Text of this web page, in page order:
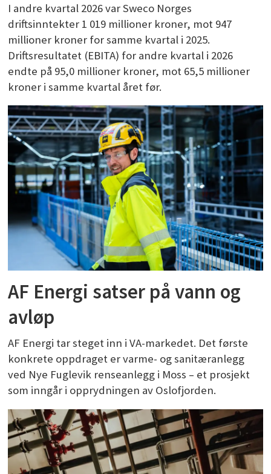
I andre kvartal 2026 var Sweco Norges
driftsinntekter 1 019 millioner kroner, mot 947
millioner kroner for samme kvartal i 2025.
Driftsresultatet (EBITA) for andre kvartal i 2026
endte på 95,0 millioner kroner, mot 65,5 millioner
kroner i samme kvartal året før.
AF Energi satser på vann og
avløp
AF Energi tar steget inn i VA-markedet. Det første
konkrete oppdraget er varme- og sanitæranlegg
ved Nye Fuglevik renseanlegg i Moss – et prosjekt
som inngår i opprydningen av Oslofjorden.